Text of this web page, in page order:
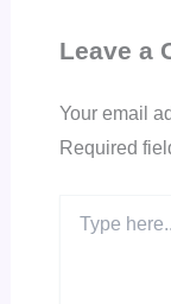
Leave a
Your email
Required
here..